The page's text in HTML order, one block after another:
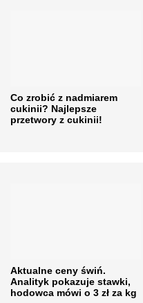
Co zrobić z nadmiarem
cukinii? Najlepsze
przetwory z cukinii!
Aktualne ceny świń.
Analityk pokazuje stawki,
hodowca mówi o 3 zł za kg